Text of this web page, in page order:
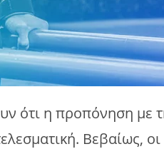
ότι η προπόνηση με
Βεβαίως,